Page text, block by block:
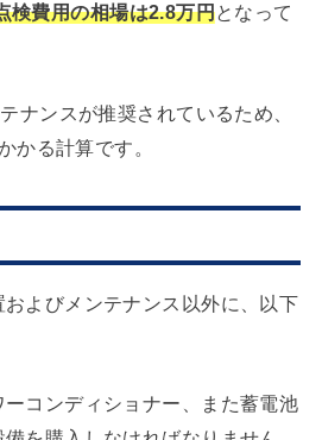
検費用の相場は2.8万円となって
ナンスが推奨されているため、
かる計算です。
よびメンテナンス以外に、以下
コンディショナー、また蓄電池